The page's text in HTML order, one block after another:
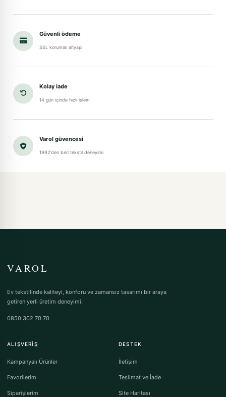
Güvenli ödeme
SSL korumalı altyapı
Kolay iade
14 gün içinde hızlı işlem
Varol güvencesi
1992'den beri tekstil deneyimi
VAROL
Ev tekstilinde kaliteyi, konforu ve zamansız tasarımı bir araya
getiren yerli üretim deneyimi.
0850 302 70 70
ALIŞVERIŞ
Kampanyalı Ürünler
Favorilerim
Siparişlerim
DESTEK
İletişim
Teslimat ve İade
Site Haritası